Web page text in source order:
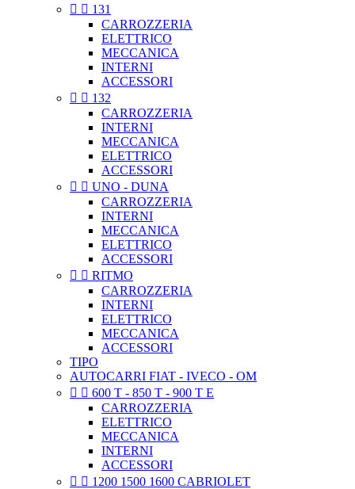
  131
CARROZZERIA
ELETTRICO
MECCANICA
INTERNI
ACCESSORI
  132
CARROZZERIA
INTERNI
MECCANICA
ELETTRICO
ACCESSORI
  UNO - DUNA
CARROZZERIA
INTERNI
MECCANICA
ELETTRICO
ACCESSORI
  RITMO
CARROZZERIA
INTERNI
ELETTRICO
MECCANICA
ACCESSORI
TIPO
AUTOCARRI FIAT - IVECO - OM
  600 T - 850 T - 900 T E
CARROZZERIA
ELETTRICO
MECCANICA
INTERNI
ACCESSORI
  1200 1500 1600 CABRIOLET